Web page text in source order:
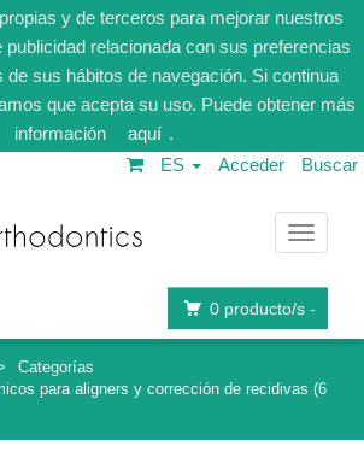
y de terceros para mejorar nuestros
relacionada con sus preferencias
de sus hábitos de navegación. Si continua
que acepta su uso. Puede obtener más
información
aquí .
ES
Acceder Buscar
0 producto/s -
Categorías
para aligners y corrección de recidivas (6